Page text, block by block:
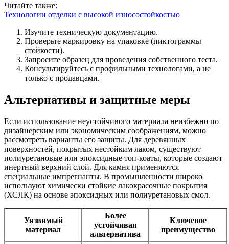
Читайте также:
Технологии отделки с высокой износостойкостью
Изучите техническую документацию.
Проверьте маркировку на упаковке (пиктограммы
стойкости).
Запросите образец для проведения собственного теста.
Консультируйтесь с профильными технологами, а не
только с продавцами.
Альтернативы и защитные меры
Если использование неустойчивого материала неизбежно по
дизайнерским или экономическим соображениям, можно
рассмотреть варианты его защиты. Для деревянных
поверхностей, покрытых нестойким лаком, существуют
полиуретановые или эпоксидные топ-коаты, которые создают
инертный верхний слой. Для камня применяются
специальные импрегнанты. В промышленности широко
используют химически стойкие лакокрасочные покрытия
(ХСЛК) на основе эпоксидных или полиуретановых смол.
Уязвимый
материал
Более
устойчивая
альтернатива
Ключевое
преимущество